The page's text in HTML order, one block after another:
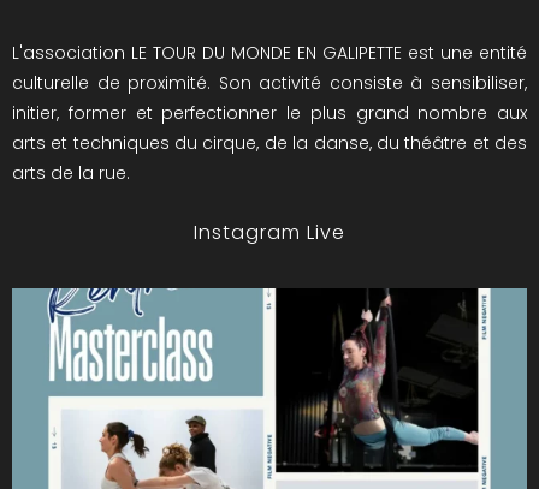
L'association LE TOUR DU MONDE EN GALIPETTE est une entité
culturelle de proximité. Son activité consiste à sensibiliser,
initier, former et perfectionner le plus grand nombre aux
arts et techniques du cirque, de la danse, du théâtre et des
arts de la rue.
Instagram Live